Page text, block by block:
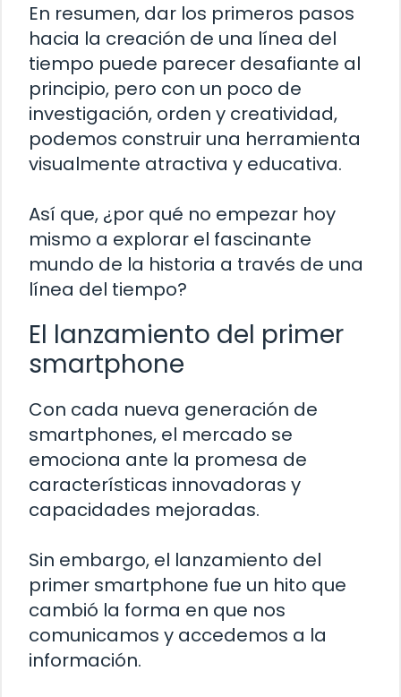
En resumen, dar los primeros pasos
hacia la creación de una línea del
tiempo puede parecer desafiante al
principio, pero con un poco de
investigación, orden y creatividad,
podemos construir una herramienta
visualmente atractiva y educativa.
Así que, ¿por qué no empezar hoy
mismo a explorar el fascinante
mundo de la historia a través de una
línea del tiempo?
El lanzamiento del primer
smartphone
Con cada nueva generación de
smartphones, el mercado se
emociona ante la promesa de
características innovadoras y
capacidades mejoradas.
Sin embargo, el lanzamiento del
primer smartphone fue un hito que
cambió la forma en que nos
comunicamos y accedemos a la
información.